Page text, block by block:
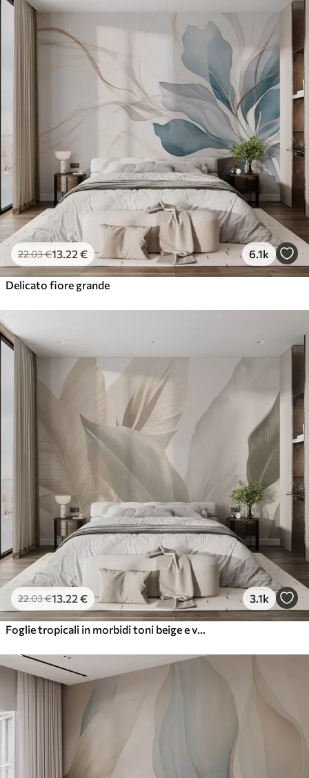
Peel and Stick
.6749.00 /m²
22.03€13 .22 € 6.1k
Delicato fiore grande
22.03€13 .22 € 3.1k